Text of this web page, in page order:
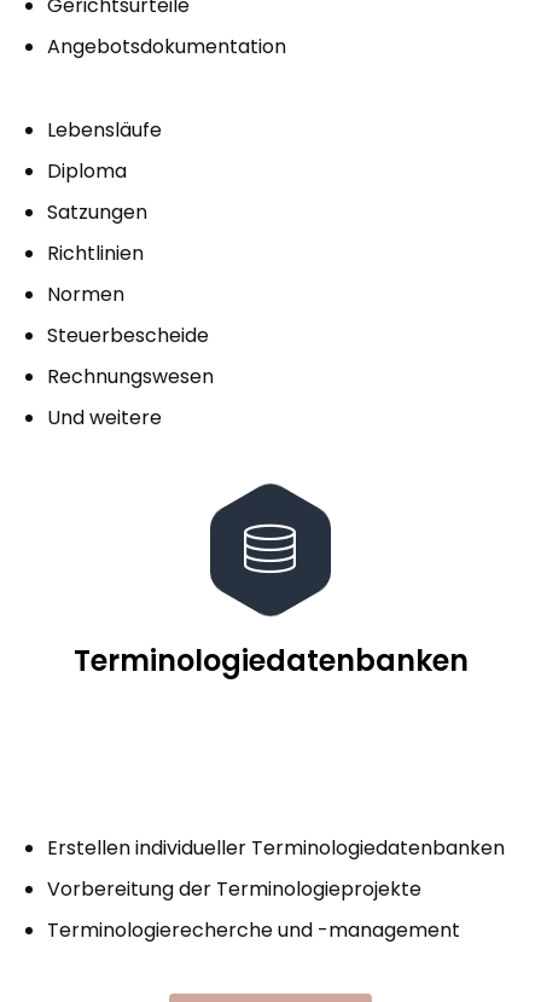
Gerichtsurteile
Angebotsdokumentation
Lebensläufe
Diploma
Satzungen
Richtlinien
Normen
Steuerbescheide
Rechnungswesen
Und weitere
Terminologiedatenbanken
Erstellen individueller Terminologiedatenbanken
Vorbereitung der Terminologieprojekte
Terminologierecherche und -management